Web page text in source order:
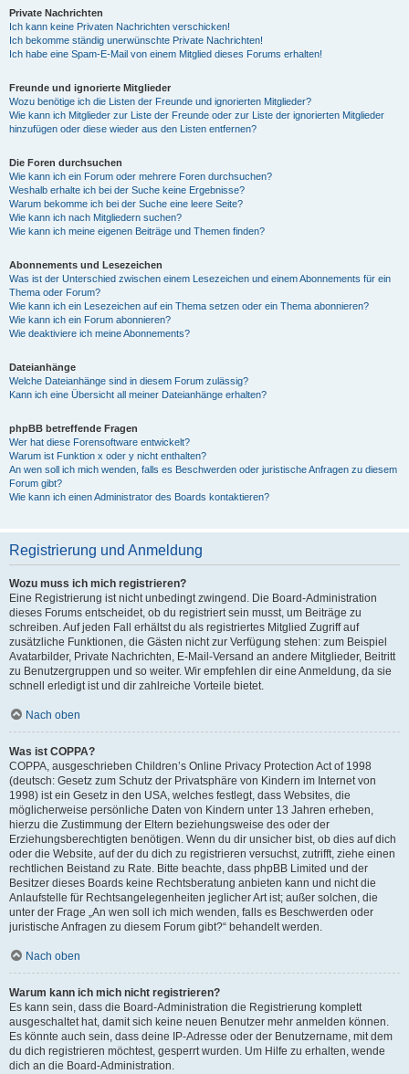
Private Nachrichten
Ich kann keine Privaten Nachrichten verschicken!
Ich bekomme ständig unerwünschte Private Nachrichten!
Ich habe eine Spam-E-Mail von einem Mitglied dieses Forums erhalten!
Freunde und ignorierte Mitglieder
Wozu benötige ich die Listen der Freunde und ignorierten Mitglieder?
Wie kann ich Mitglieder zur Liste der Freunde oder zur Liste der ignorierten Mitglieder
hinzufügen oder diese wieder aus den Listen entfernen?
Die Foren durchsuchen
Wie kann ich ein Forum oder mehrere Foren durchsuchen?
Weshalb erhalte ich bei der Suche keine Ergebnisse?
Warum bekomme ich bei der Suche eine leere Seite?
Wie kann ich nach Mitgliedern suchen?
Wie kann ich meine eigenen Beiträge und Themen finden?
Abonnements und Lesezeichen
Was ist der Unterschied zwischen einem Lesezeichen und einem Abonnements für ein
Thema oder Forum?
Wie kann ich ein Lesezeichen auf ein Thema setzen oder ein Thema abonnieren?
Wie kann ich ein Forum abonnieren?
Wie deaktiviere ich meine Abonnements?
Dateianhänge
Welche Dateianhänge sind in diesem Forum zulässig?
Kann ich eine Übersicht all meiner Dateianhänge erhalten?
phpBB betreffende Fragen
Wer hat diese Forensoftware entwickelt?
Warum ist Funktion x oder y nicht enthalten?
An wen soll ich mich wenden, falls es Beschwerden oder juristische Anfragen zu diesem
Forum gibt?
Wie kann ich einen Administrator des Boards kontaktieren?
Registrierung und Anmeldung
Wozu muss ich mich registrieren?
Eine Registrierung ist nicht unbedingt zwingend. Die Board-Administration
dieses Forums entscheidet, ob du registriert sein musst, um Beiträge zu
schreiben. Auf jeden Fall erhältst du als registriertes Mitglied Zugriff auf
zusätzliche Funktionen, die Gästen nicht zur Verfügung stehen: zum Beispiel
Avatarbilder, Private Nachrichten, E-Mail-Versand an andere Mitglieder, Beitritt
zu Benutzergruppen und so weiter. Wir empfehlen dir eine Anmeldung, da sie
schnell erledigt ist und dir zahlreiche Vorteile bietet.
Nach oben
Was ist COPPA?
COPPA, ausgeschrieben Children’s Online Privacy Protection Act of 1998
(deutsch: Gesetz zum Schutz der Privatsphäre von Kindern im Internet von
1998) ist ein Gesetz in den USA, welches festlegt, dass Websites, die
möglicherweise persönliche Daten von Kindern unter 13 Jahren erheben,
hierzu die Zustimmung der Eltern beziehungsweise des oder der
Erziehungsberechtigten benötigen. Wenn du dir unsicher bist, ob dies auf dich
oder die Website, auf der du dich zu registrieren versuchst, zutrifft, ziehe einen
rechtlichen Beistand zu Rate. Bitte beachte, dass phpBB Limited und der
Besitzer dieses Boards keine Rechtsberatung anbieten kann und nicht die
Anlaufstelle für Rechtsangelegenheiten jeglicher Art ist; außer solchen, die
unter der Frage „An wen soll ich mich wenden, falls es Beschwerden oder
juristische Anfragen zu diesem Forum gibt?“ behandelt werden.
Nach oben
Warum kann ich mich nicht registrieren?
Es kann sein, dass die Board-Administration die Registrierung komplett
ausgeschaltet hat, damit sich keine neuen Benutzer mehr anmelden können.
Es könnte auch sein, dass deine IP-Adresse oder der Benutzername, mit dem
du dich registrieren möchtest, gesperrt wurden. Um Hilfe zu erhalten, wende
dich an die Board-Administration.